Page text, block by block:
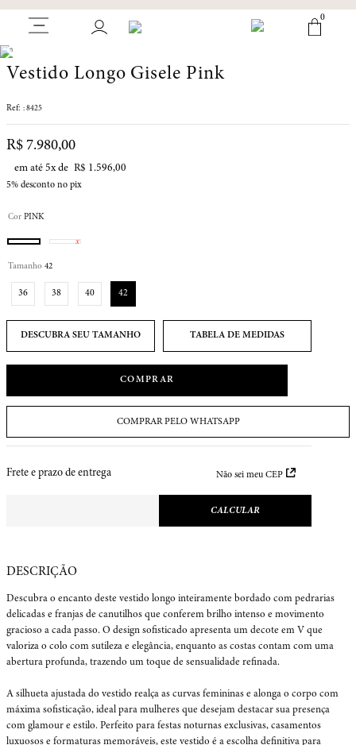
0
Vestido Longo Gisele Pink
: 8425
R$ 7.980,00
em até 5x de R$ 1.596,00
5% desconto no pix
Cor PINK
Tamanho 42
36 38 40 42
TABELA DE MEDIDAS
COMPRAR
COMPRAR PELO WHATSAPP
Frete e prazo de entrega Não sei meu CEP
Descubra o encanto deste vestido longo inteiramente bordado com pedrarias
delicadas e franjas de canutilhos que conferem brilho intenso e movimento
gracioso a cada passo. O design sofisticado apresenta um decote em V que
valoriza o colo com sutileza e elegância, enquanto as costas contam com uma
abertura profunda, trazendo um toque de sensualidade refinada.
A silhueta ajustada do vestido realça as curvas femininas e alonga o corpo com
máxima sofisticação, ideal para mulheres que desejam destacar sua presença
com glamour e estilo. Perfeito para festas noturnas exclusivas, casamentos
luxuosos e formaturas memoráveis, este vestido é a escolha definitiva para